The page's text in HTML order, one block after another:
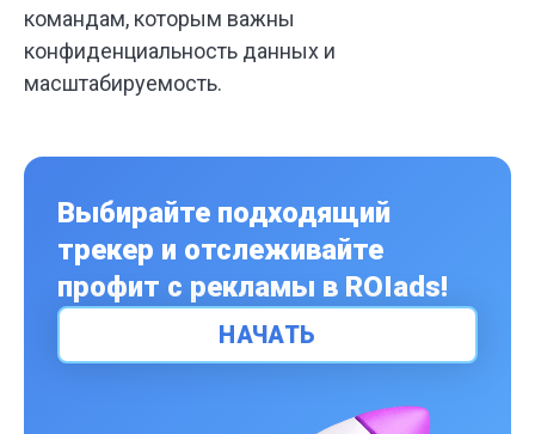
командам, которым важны
конфиденциальность данных и
масштабируемость.
Выбирайте подходящий
трекер и отслеживайте
профит с рекламы в ROIads!
НАЧАТЬ